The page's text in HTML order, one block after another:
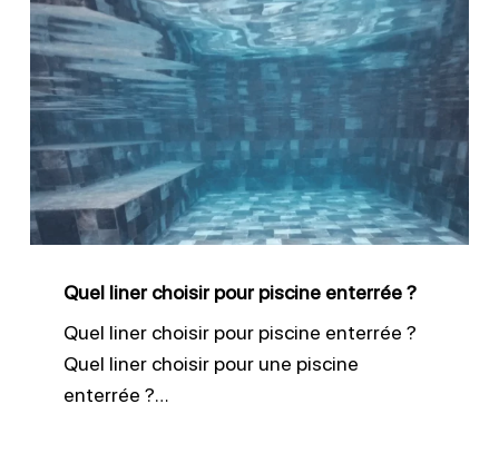
Quel
liner
choisir
pour
piscine
enterrée
?
Quel liner choisir pour piscine enterrée ?
Quel liner choisir pour piscine enterrée ?
Quel liner choisir pour une piscine
enterrée ?…